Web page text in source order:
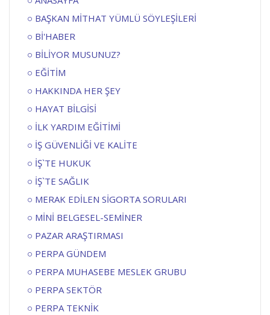
BAŞKAN MİTHAT YÜMLÜ SÖYLEŞİLERİ
Bİ'HABER
BİLİYOR MUSUNUZ?
EĞİTİM
HAKKINDA HER ŞEY
HAYAT BİLGİSİ
İLK YARDIM EĞİTİMİ
İŞ GÜVENLİĞİ VE KALİTE
İŞ`TE HUKUK
İŞ`TE SAĞLIK
MERAK EDİLEN SİGORTA SORULARI
MİNİ BELGESEL-SEMİNER
PAZAR ARAŞTIRMASI
PERPA GÜNDEM
PERPA MUHASEBE MESLEK GRUBU
PERPA SEKTÖR
PERPA TEKNİK